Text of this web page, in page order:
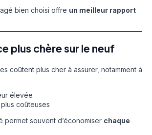
bien choisi offre un meilleur rapport
plus chère sur le neuf
coûtent plus cher à assurer, notamment à
élevée
coûteuses
permet souvent d’économiser chaque